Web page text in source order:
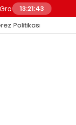
Havacılıkta
13:21:44
Politikası